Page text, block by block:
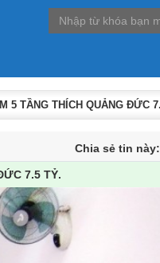
5 TẦNG THÍCH QUẢNG ĐỨC
Chia sẻ tin
7.5 TỶ.